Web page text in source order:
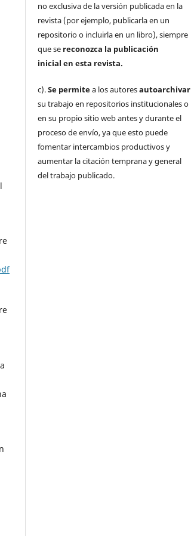
no exclusiva de la versión publicada en la
revista (por ejemplo, publicarla en un
repositorio o incluirla en un libro), siempre
que se reconozca la publicación
inicial en esta revista.
c).Se permitea los autoresautoarchivar
su trabajo en repositorios institucionales o
en su propio sitio web antes y durante el
proceso de envío, ya que esto puede
fomentar intercambios productivos y
aumentar la citación temprana y general
del trabajo publicado.